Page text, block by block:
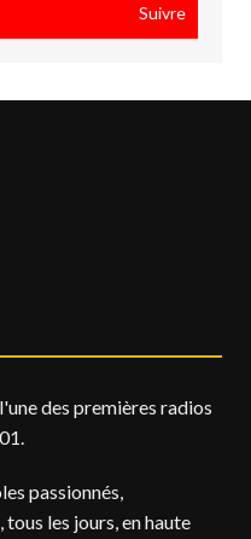
Suivre
des premières radios
passionnés,
les jours, en haute